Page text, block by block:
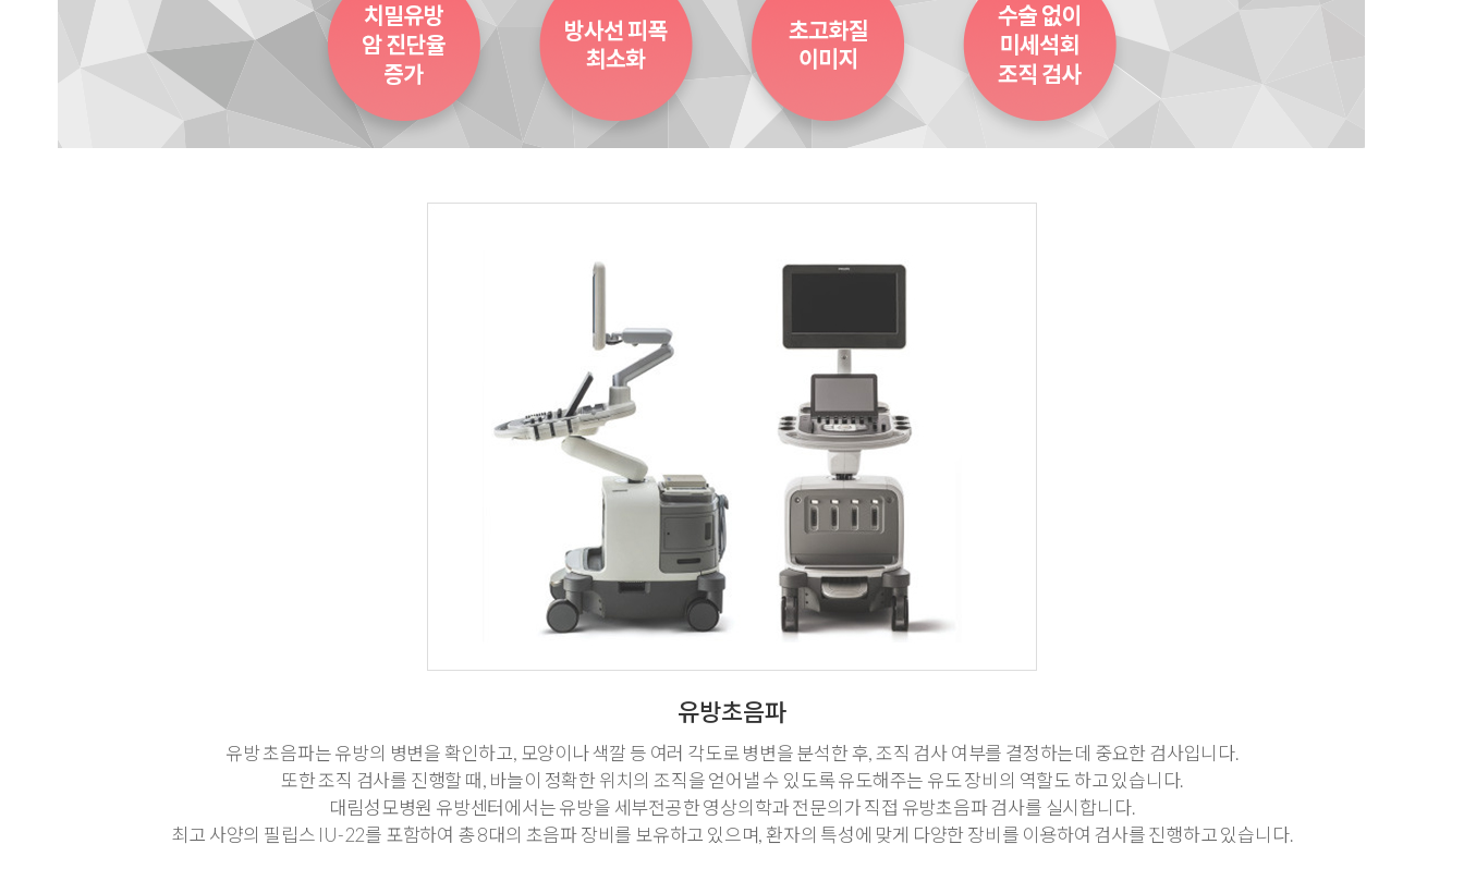
유방초음파
유방 초음파는 유방의 병변을 확인하고, 모양이나 색깔 등 여러 각도로 병변을 분석한 후, 조직 검사 여부를 결정하는데 중요한 검사입니다.
또한 조직 검사를 진행할 때, 바늘이 정확한 위치의 조직을 얻어낼 수 있도록 유도해주는 유도 장비의 역할도 하고 있습니다.
대림성모병원 유방센터에서는 유방을 세부전공한 영상의학과 전문의가 직접 유방초음파 검사를 실시합니다.
최고 사양의 필립스 IU-22를 포함하여 총 8대의 초음파 장비를 보유하고 있으며, 환자의 특성에 맞게 다양한 장비를 이용하여 검사를 진행하고 있습니다.